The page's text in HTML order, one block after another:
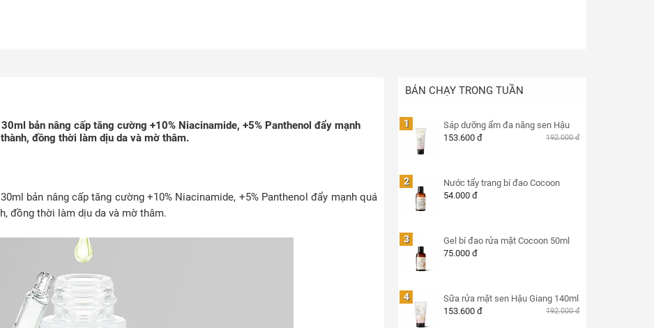
bản nâng cấp tăng cường +10% Niacinamide, +5% Panthenol đẩy mạnh
đồng thời làm dịu da và mờ thâm.
bản nâng cấp tăng cường +10% Niacinamide, +5% Panthenol đẩy mạnh quá
đồng thời làm dịu da và mờ thâm.
BÁN CHẠY TRONG TUẦN
1
Sáp dưỡng ẩm đa năng sen Hậu
153.600 đ
192.000 đ
2
Nước tẩy trang bí đao Cocoon
54.000 đ
3
Gel bí đao rửa mặt Cocoon 50ml
75.000 đ
4
Sữa rửa mặt sen Hậu Giang 140ml
153.600 đ
192.000 đ